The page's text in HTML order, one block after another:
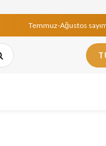
Temmuz-Ağustos